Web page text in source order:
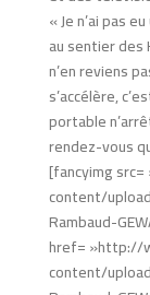
« Je n’ai pas
au sentier des
n’en reviens
s’accélère,
portable
rendez-vous
[fancyimg
content/
Rambaud-
href= »http://
content/